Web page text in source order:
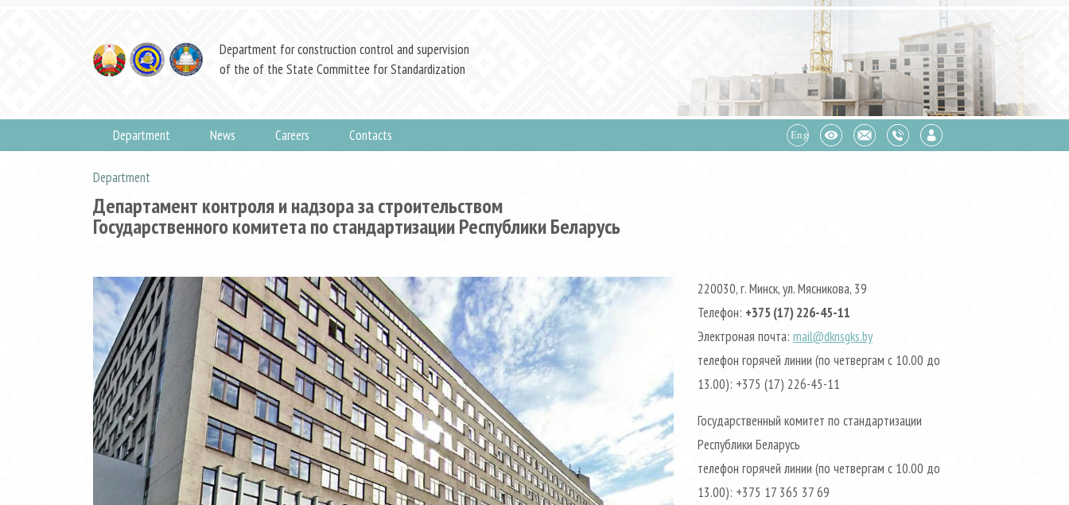
Department for construction control and supervision
of the of the State Committee for Standardization
Department News Careers Contacts
Department
Департамент контроля и надзора за строительством
Государственного комитета по стандартизации Республики Беларусь
220030, г. Минск, ул. Мясникова, 39
Телефон: +375 (17) 226-45-11
Электроная почта: mail@dknsgks.by
телефон горячей линии (по четвергам с 10.00 до
13.00): +375 (17) 226-45-11
Государственный комитет по стандартизации
Республики Беларусь
телефон горячей линии (по четвергам с 10.00 до
13.00): +375 17 365 37 69